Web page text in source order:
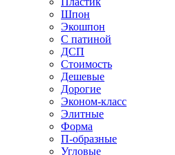
Шпон
Экошпон
С патиной
ДСП
Стоимость
Дешевые
Дорогие
Эконом-класс
Элитные
Форма
П-образные
Угловые